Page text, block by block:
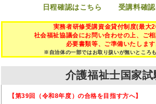
日程確認はこちら 受講料確
実務者研修受講資金貸付制度(最大
社会福祉協議会にお問い合わせの上、ご相
必要書類等、ご準備いたします
※自治体の一部ではお取り扱いが無いところも
介護福祉士国家試
【第39回（令和8年度）の合格を目指す方へ】